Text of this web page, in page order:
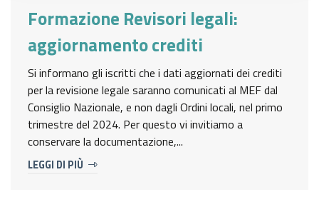
Formazione Revisori legali:
aggiornamento crediti
Si informano gli iscritti che i dati aggiornati dei crediti
per la revisione legale saranno comunicati al MEF dal
Consiglio Nazionale, e non dagli Ordini locali, nel primo
trimestre del 2024. Per questo vi invitiamo a
conservare la documentazione,...
LEGGI DI PIÙ